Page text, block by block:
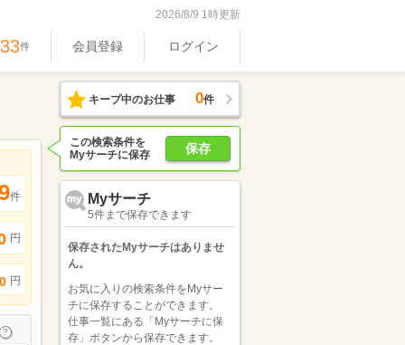
2026/8/9 1時更新
件 会員登録 ログイン
件
円
円
キープ中のお仕事 0件
保存
この検索条件を
Myサーチに保存
Myサーチ
5件まで保存できます
保存されたMyサーチはありませ
ん。
お気に入りの検索条件をMyサー
チに保存することができます。
仕事一覧にある「Myサーチに保
存」ボタンから保存できます。